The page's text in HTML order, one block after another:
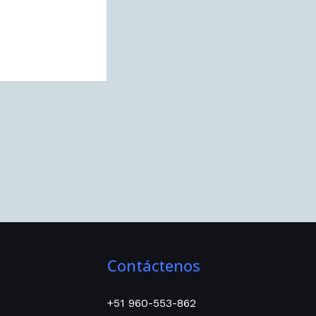
Contáctenos
+51 960-553-862